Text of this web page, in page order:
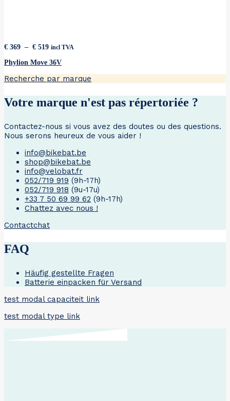
€ 369 – € 519Plage
prix :
à
incl TVA
Phylion Move 36V
Recherche par marque
Votre marque n'est pas répertoriée ?
Contactez-nous si vous avez des doutes ou des questions.
Nous serons heureux de vous aider !
info@bikebat.be
shop@bikebat.be
info@velobat.fr
052/719 919 (9h-17h)
052/719 918 (9u-17u)
+33 7 50 69 99 62 (9h-17h)
Chattez avec nous !
Contactchat
FAQ
Häufig gestellte Fragen
Batterie einpacken für Versand
test modal capaciteit link
test modal type link